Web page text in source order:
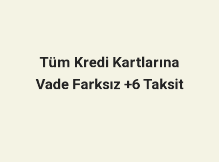
Tüm Kredi Kartlarına
Vade Farksız +6 Taksit